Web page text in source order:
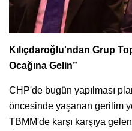
Kılıçdaroğlu'ndan Grup
Ocağına Gelin”
CHP'de bugün yapılması
öncesinde yaşanan gerilim
TBMM'de karşı karşıya